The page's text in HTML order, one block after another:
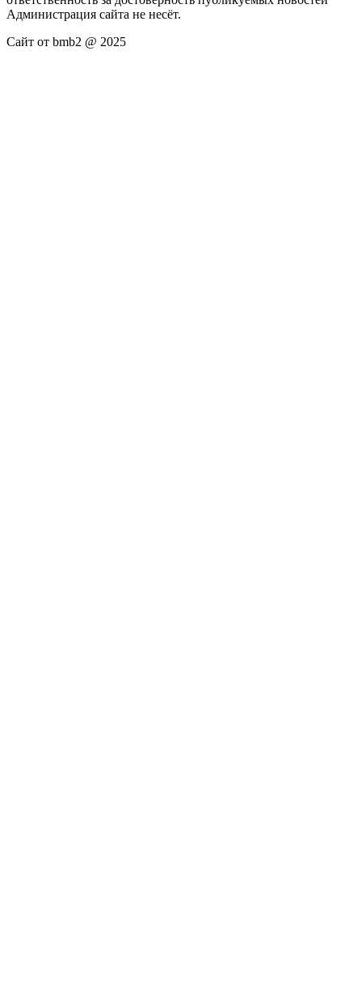
Администрация сайта не несёт.
Сайт от bmb2 @ 2025